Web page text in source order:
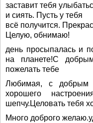
заставит тебя
и сиять. Пусть у тебя
всё получится.
Целую, обнимаю!
день просыпалась и
на планете!С
пожелать тебе
Любимая, с добрым
хорошего
шепчу.Целовать тебя
Много доброго